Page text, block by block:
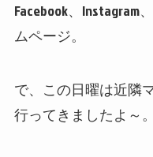
Facebook、Instagram
ムページ。
で、この日曜は近隣
行ってきましたよ～。